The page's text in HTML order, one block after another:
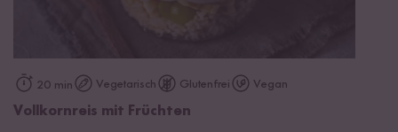
20 min Vegetarisch Glutenfrei Vegan
Vollkornreis mit Früchten